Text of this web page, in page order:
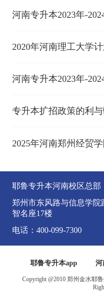
河南专升本2023年-
2020年河南理工大学
河南专升本2023年-
专升本扩招政策的利
2025年河南郑州经贸
耶鲁专升本河南校区总部
郑州市东风路与信息学院
智名座17楼
电话：400-099-7300
耶鲁专升本app 河
Copyright @2010 郑州金水耶